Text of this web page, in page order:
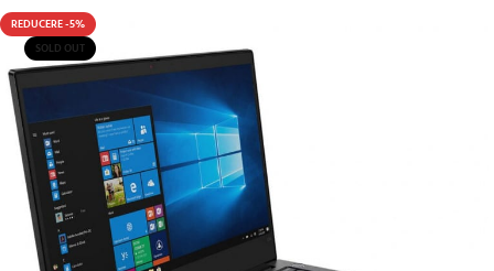
REDUCERE -5%
SOLD OUT